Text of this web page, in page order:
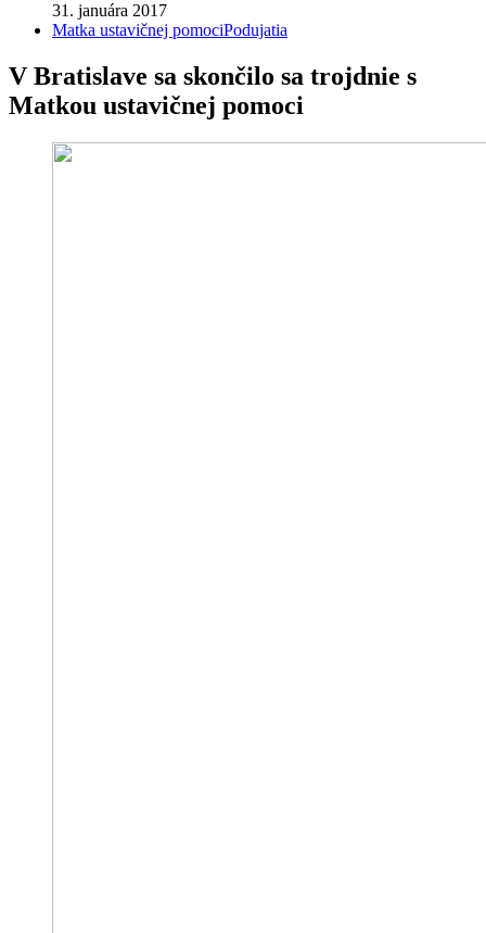
31. januára 2017
Matka ustavičnej pomociPodujatia
V Bratislave sa skončilo sa trojdnie s
Matkou ustavičnej pomoci